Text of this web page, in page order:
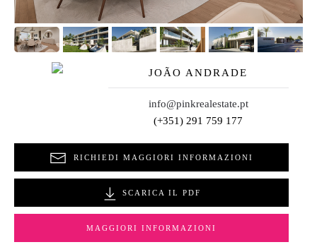
JOÃO ANDRADE
info@pinkrealestate.pt
(+351) 291 759 177
RICHIEDI MAGGIORI INFORMAZIONI
SCARICA IL PDF
MAGGIORI INFORMAZIONI